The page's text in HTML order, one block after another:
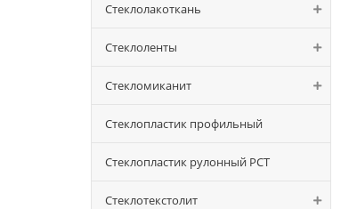
Стеклолакоткань
Стеклоленты
Стекломиканит
Стеклопластик профильный
Стеклопластик рулонный РСТ
Стеклотекстолит